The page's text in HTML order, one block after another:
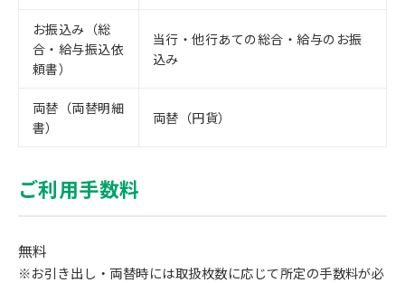
お振込み（総
合・給与振込依
頼書）
当行・他行あての総合・給与のお振
込み
両替（両替明細
書）
両替（円貨）
ご利用手数料
無料
※お引き出し・両替時には取扱枚数に応じて所定の手数料が必